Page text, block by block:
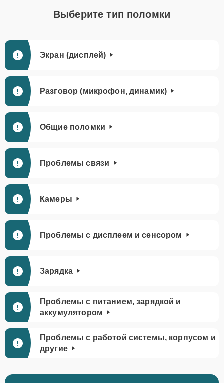
Выберите тип поломки
Экран (дисплей)
Разговор (микрофон, динамик)
Общие поломки
Проблемы связи
Камеры
Проблемы с дисплеем и сенсором
Зарядка
Проблемы с питанием, зарядкой и
аккумулятором
Проблемы с работой системы, корпусом и
другие